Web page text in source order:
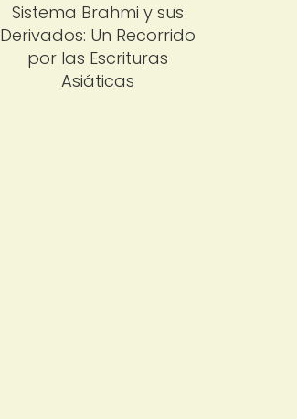
Sistema Brahmi y sus
Derivados: Un Recorrido
por las Escrituras
Asiáticas